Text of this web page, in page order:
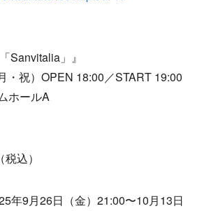
Sanvitalia」』
・祝）OPEN 18:00／START 19:00
ホールA
込）
年9月26日（金）21:00〜10月13日